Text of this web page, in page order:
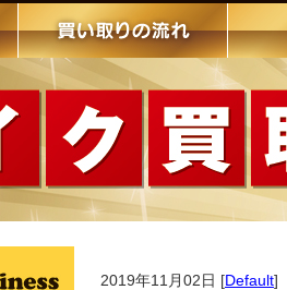
2019年11月02日 [Default]